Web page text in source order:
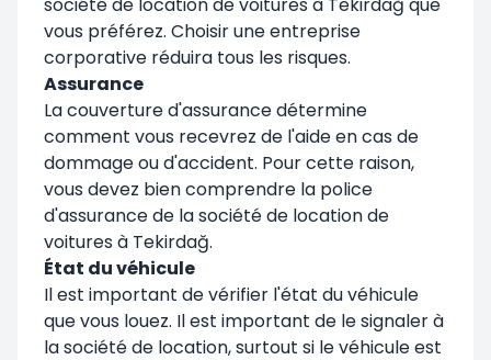
vous préférez. Choisir une entreprise
corporative réduira tous les risques.
Assurance
La couverture d'assurance détermine
comment vous recevrez de l'aide en cas de
dommage ou d'accident. Pour cette raison,
vous devez bien comprendre la police
d'assurance de la société de location de
voitures à Tekirdağ.
État du véhicule
Il est important de vérifier l'état du véhicule
que vous louez. Il est important de le signaler à
la société de location, surtout si le véhicule est